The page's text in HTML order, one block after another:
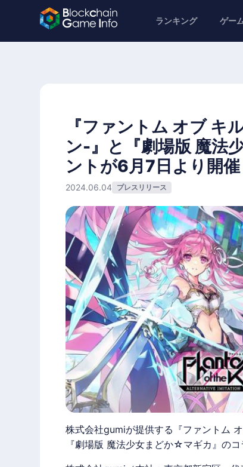
ランキング ゲー
『ファントム オブ キ
ン-』と『劇場版 魔法
ントが6月7日より開催
2024.06.04 プレスリリース
株式会社gumiが提供する『ファントム
『劇場版 魔法少女まどか☆マギカ』の